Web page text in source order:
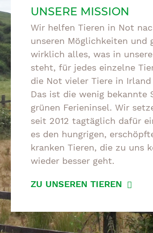
UNSERE MISSION
Wir helfen Tieren in Not
unseren Möglichkeiten und
wirklich alles, was in
steht, für jedes einzelne
die Not vieler Tiere in
Das ist die wenig bekannte
grünen Ferieninsel. Wir
seit 2012 tagtäglich dafür
es den hungrigen,
kranken Tieren, die zu uns
wieder besser geht.
ZU UNSEREN TIEREN